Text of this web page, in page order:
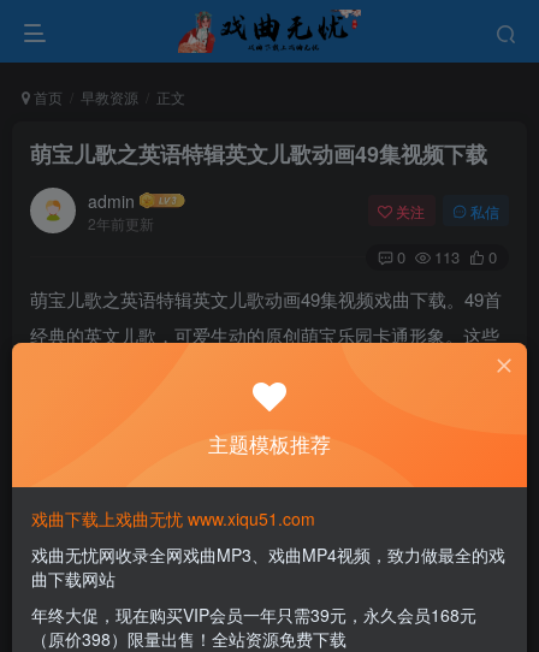
首页 早教资源 正文
萌宝儿歌之英语特辑英文儿歌动画49集视频下载
admin
2年前更新
关注 私信
0 113 0
萌宝儿歌之英语特辑英文儿歌动画49集视频戏曲下载。49首
经典的英文儿歌，可爱生动的原创萌宝乐园卡通形象。这些
儿歌节奏欢快，韵律明快，由天籁般悦耳的童声演绎。我们
的目标是让宝宝在欢乐的歌声中，愉快地学习英文，享受唱
主题模板推荐
戏曲下载上戏曲无忧 www.xiqu51.com
戏曲无忧网收录全网戏曲MP3、戏曲MP4视频，致力做最全的戏
曲下载网站
年终大促，现在购买VIP会员一年只需39元，永久会员168元
（原价398）限量出售！全站资源免费下载